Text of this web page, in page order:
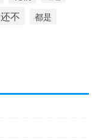
还不 都是